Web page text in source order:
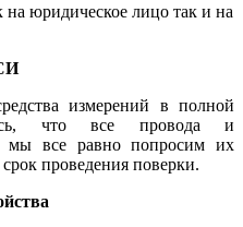
юридическое лицо так и на
измерений в полной
что все провода и
мы все равно попросим их
проведения поверки.